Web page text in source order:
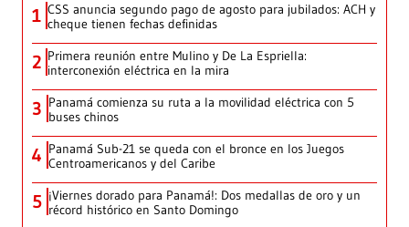
1 CSS anuncia segundo pago de agosto para jubilados: ACH y
cheque tienen fechas definidas
2 Primera reunión entre Mulino y De La Espriella:
interconexión eléctrica en la mira
3 Panamá comienza su ruta a la movilidad eléctrica con 5
buses chinos
4 Panamá Sub-21 se queda con el bronce en los Juegos
Centroamericanos y del Caribe
5 ¡Viernes dorado para Panamá!: Dos medallas de oro y un
récord histórico en Santo Domingo